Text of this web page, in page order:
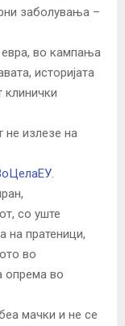
заболувања –
евра, во кампања
историјата
клинички
не излезе на
со уште
на пратеници,
во
опрема во
мачки и не се